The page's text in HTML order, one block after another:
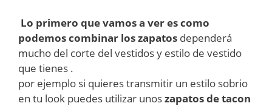
Lo primero que vamos a ver es como
podemos combinar los zapatos dependerá
mucho del corte del vestidos y estilo de vestido
que tienes .
por ejemplo si quieres transmitir un estilo sobrio
en tu look puedes utilizar unoszapatos de tacon